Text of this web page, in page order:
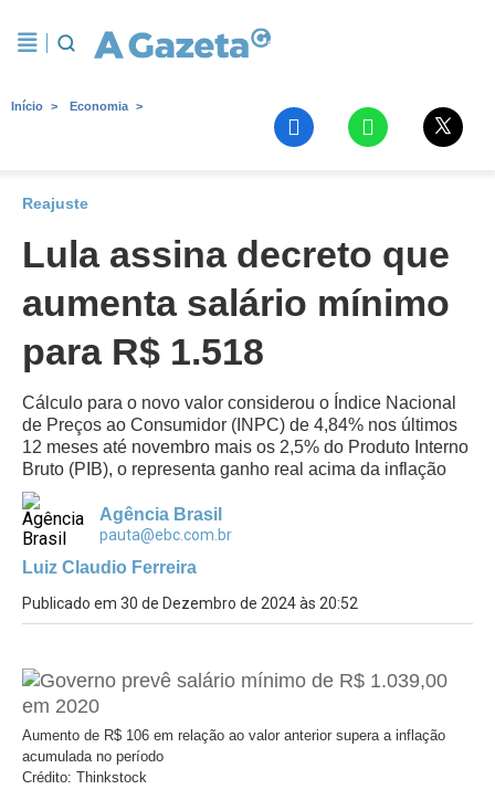
Início Economia
Reajuste
Lula assina decreto que
aumenta salário mínimo
para R$ 1.518
Cálculo para o novo valor considerou o Índice Nacional
de Preços ao Consumidor (INPC) de 4,84% nos últimos
12 meses até novembro mais os 2,5% do Produto Interno
Bruto (PIB), o representa ganho real acima da inflação
Agência Brasil
pauta@ebc.com.br
Luiz Claudio Ferreira
Publicado em 30 de Dezembro de 2024 às 20:52
Aumento de R$ 106 em relação ao valor anterior supera a inflação
acumulada no período
Crédito: Thinkstock